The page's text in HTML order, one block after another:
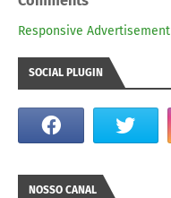
Responsive Advertisement
SOCIAL PLUGIN
NOSSO CANAL